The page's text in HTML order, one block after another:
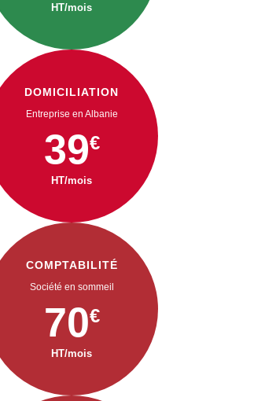
HT/mois
DOMICILIATION
Entreprise en Albanie
39€
HT/mois
COMPTABILITÉ
Société en sommeil
70€
HT/mois